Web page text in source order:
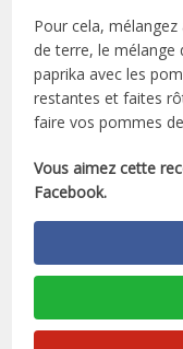
Pour cela, mélangez
de terre, le mélange
paprika avec les
restantes et faites
faire vos pommes
Vous aimez cette
Facebook.